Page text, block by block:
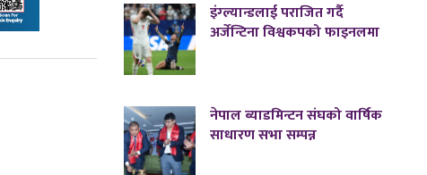
इंग्ल्यान्डलाई पराजित गर्दै
अर्जेन्टिना विश्वकपको फाइनलमा
नेपाल ब्याडमिन्टन संघको वार्षिक
साधारण सभा सम्पन्न